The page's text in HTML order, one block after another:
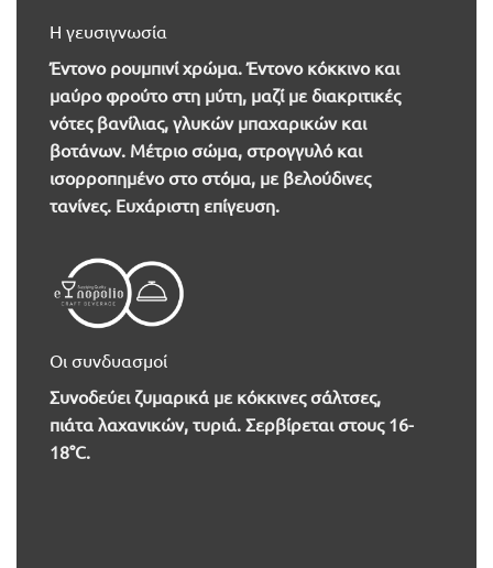
Η γευσιγνωσία
Έντονο ρουμπινί χρώμα. Έντονο κόκκινο και
μαύρο φρούτο στη μύτη, μαζί με διακριτικές
νότες βανίλιας, γλυκών μπαχαρικών και
βοτάνων. Μέτριο σώμα, στρογγυλό και
ισορροπημένο στο στόμα, με βελούδινες
τανίνες. Ευχάριστη επίγευση.
Οι συνδυασμοί
Συνοδεύει ζυμαρικά με κόκκινες σάλτσες,
πιάτα λαχανικών, τυριά. Σερβίρεται στους 16-
18°C.